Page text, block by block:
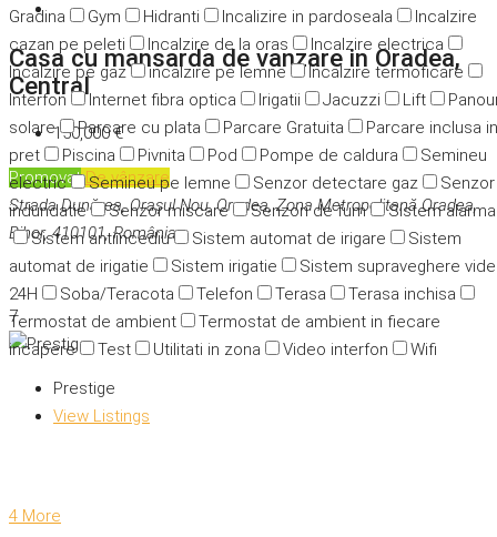
Gradina
Gym Hidranti Incalizire in pardoseala
Incalzire
cazan pe peleti
Incalzire de la oras
Incalzire electrica
Incalzire pe gaz
incalzire pe lemne
Incalzire termoficare
Interfon
Internet fibra optica Irigatii Jacuzzi Lift
solare
Parcare cu plata Parcare Gratuita
Parcare inclusa in
pret
Piscina Pivnita Pod Pompe de caldura
Semineu
electric
Semineu pe lemne Senzor detectare gaz
Senzor
indundatie
Senzor miscare Senzori de fum
Sistem alarma
Sistem antiincediu
Sistem automat de irigare
Sistem
automat de irigatie
Sistem irigatie
Sistem supraveghere
24H
Soba/Teracota Telefon Terasa
Terasa inchisa
Termostat de ambient
Termostat de ambient in fiecare
incapere
Test Utilitati in zona Video interfon Wifi
Casa cu mansarda de vanzare in Oradea,
Central
150,000 €
PromovatDe vânzare
Strada Dunărea, Orașul Nou, Oradea, Zona Metropolitană Oradea,
Bihor, 410101, România
7
Prestige
View Listings
4 More